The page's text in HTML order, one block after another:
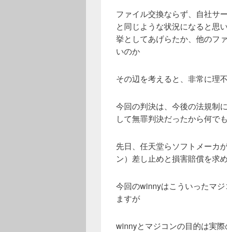
ファイル交換ならず、自社サ
と同じような状況になると思
挙としてあげらたか、他のフ
いのか
その辺を考えると、非常に理
今回の判決は、今後の法規制
して無罪判決だったから何で
先日、任天堂らソフトメーカ
ン）差し止めと損害賠償を求
今回のwinnyはこういったマ
ますが
winnyとマジコンの目的は実